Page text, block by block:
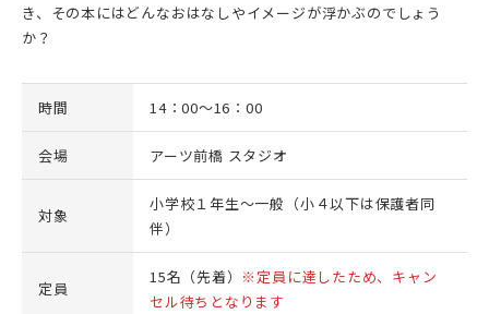
き、その本にはどんなおはなしやイメージが浮かぶのでしょう
か？
時間 14：00～16：00
会場 アーツ前橋 スタジオ
対象
小学校１年生～一般（小４以下は保護者同
伴）
定員
15名（先着） ※定員に達したため、キャン
セル待ちとなります